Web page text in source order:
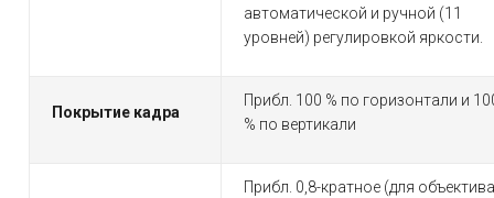
автоматической и ручной (11
уровней) регулировкой яркости.
Покрытие кадра
Прибл. 100 % по горизонтали и
% по вертикали
Прибл. 0,8-кратное (для объектива